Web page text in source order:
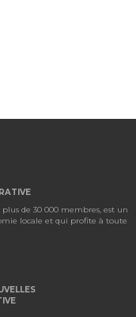
de 30 000 membres, est un
locale et qui profite à toute